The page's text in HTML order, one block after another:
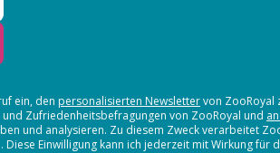
ein, den personalisierten Newslettervon ZooRoyal
Zufriedenheitsbefragungen von ZooRoyal und
und analysieren. Zu diesem Zweck verarbeitet
Einwilligung kann ich jederzeit mit Wirkung